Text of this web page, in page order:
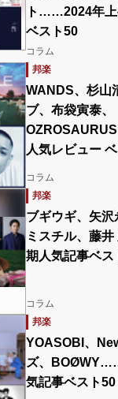
ト……2024年上
ベスト50
コラム
邦楽
WANDS、杉山
ブ、布袋寅泰、
人気レビュー
コラム
邦楽
ブギウギ、矢沢
ミスチル、藤
期人気記事ベス
コラム
邦楽
YOASOBI、
ズ、
気記事ベスト50